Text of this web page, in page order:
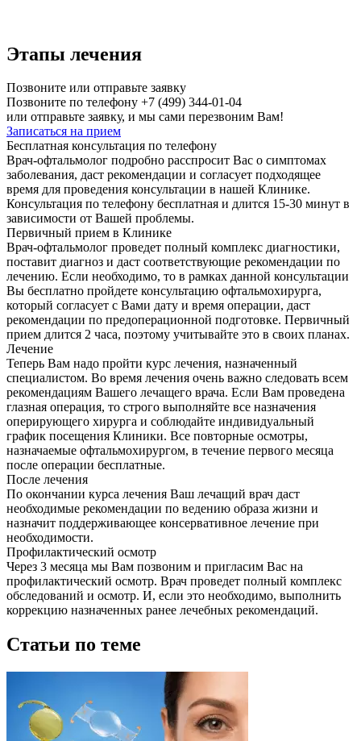
Этапы лечения
Позвоните или отправьте заявку
Позвоните по телефону +7 (499) 344-01-04
или отправьте заявку, и мы сами перезвоним Вам!
Записаться на прием
Бесплатная консультация по телефону
Врач-офтальмолог подробно расспросит Вас о симптомах
заболевания, даст рекомендации и согласует подходящее
время для проведения консультации в нашей Клинике.
Консультация по телефону бесплатная и длится 15-30 минут в
зависимости от Вашей проблемы.
Первичный прием в Клинике
Врач-офтальмолог проведет полный комплекс диагностики,
поставит диагноз и даст соответствующие рекомендации по
лечению. Если необходимо, то в рамках данной консультации
Вы бесплатно пройдете консультацию офтальмохирурга,
который согласует с Вами дату и время операции, даст
рекомендации по предоперационной подготовке. Первичный
прием длится 2 часа, поэтому учитывайте это в своих планах.
Лечение
Теперь Вам надо пройти курс лечения, назначенный
специалистом. Во время лечения очень важно следовать всем
рекомендациям Вашего лечащего врача. Если Вам проведена
глазная операция, то строго выполняйте все назначения
оперирующего хирурга и соблюдайте индивидуальный
график посещения Клиники. Все повторные осмотры,
назначаемые офтальмохирургом, в течение первого месяца
после операции бесплатные.
После лечения
По окончании курса лечения Ваш лечащий врач даст
необходимые рекомендации по ведению образа жизни и
назначит поддерживающее консервативное лечение при
необходимости.
Профилактический осмотр
Через 3 месяца мы Вам позвоним и пригласим Вас на
профилактический осмотр. Врач проведет полный комплекс
обследований и осмотр. И, если это необходимо, выполнить
коррекцию назначенных ранее лечебных рекомендаций.
Статьи по теме